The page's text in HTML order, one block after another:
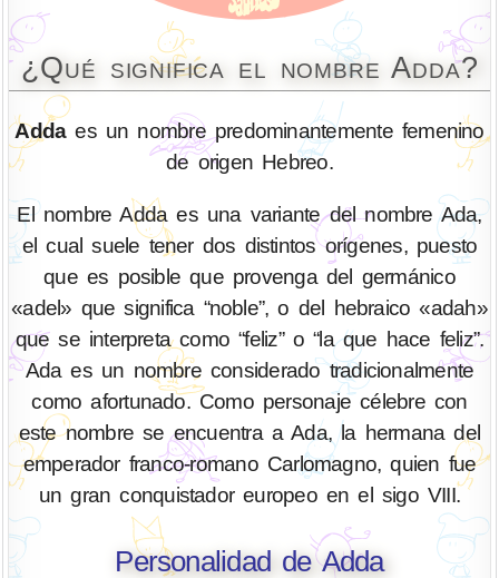
¿Qué significa el nombre Adda?
Addaes un nombre predominantemente femenino
de origen Hebreo.
El nombre Adda es una variante del nombre Ada,
el cual suele tener dos distintos orígenes, puesto
que es posible que provenga del germánico
«adel» que significa “noble”, o del hebraico «adah»
que se interpreta como “feliz” o “la que hace feliz”.
Ada es un nombre considerado tradicionalmente
como afortunado. Como personaje célebre con
este nombre se encuentra a Ada, la hermana del
emperador franco-romano Carlomagno, quien fue
un gran conquistador europeo en el sigo VIII.
Personalidad de Adda